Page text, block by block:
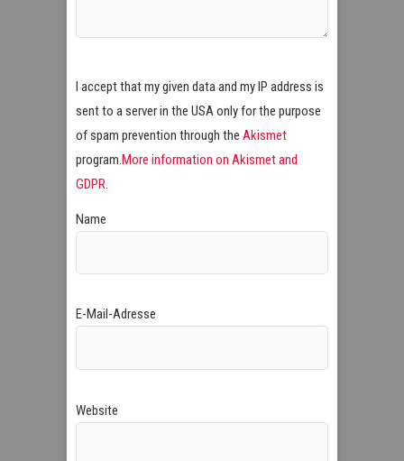
I accept that my given data and my IP address is
sent to a server in the USA only for the purpose
of spam prevention through the Akismet
program.More information on Akismet and
GDPR.
Name
E-Mail-Adresse
Website